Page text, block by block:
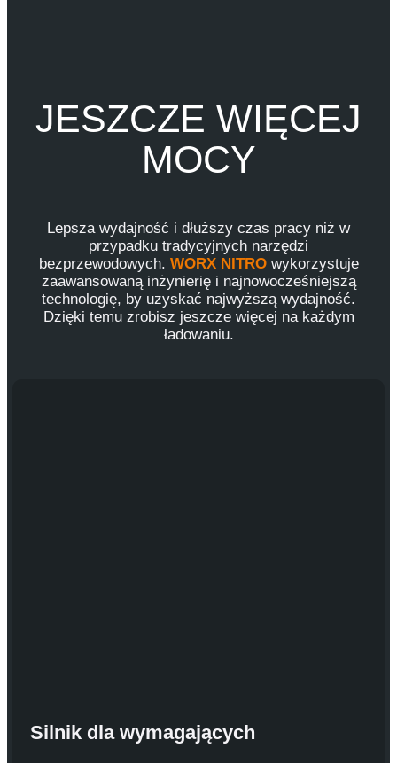
JESZCZE WIĘCEJ
MOCY
Lepsza wydajność i dłuższy czas pracy niż w
przypadku tradycyjnych narzędzi
bezprzewodowych. WORX NITROwykorzystuje
zaawansowaną inżynierię i najnowocześniejszą
technologię, by uzyskać najwyższą wydajność.
Dzięki temu zrobisz jeszcze więcej na każdym
ładowaniu.
Silnik dla wymagających